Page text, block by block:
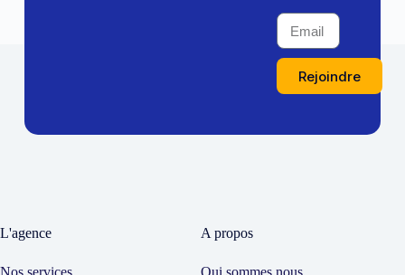
Rejoindre
L'agence A propos